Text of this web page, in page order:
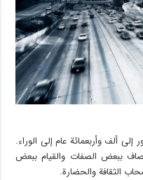
ألف وأربعمائة عام إلى الوراء.
ببعض الصفات والقيام ببعض
الثقافة والحضارة.